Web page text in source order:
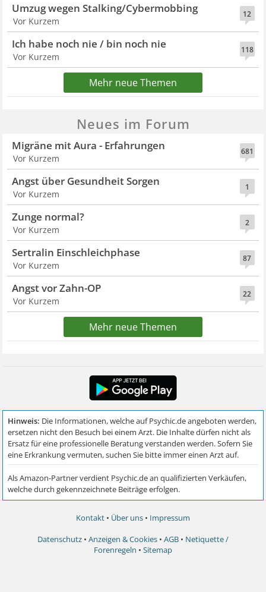
12
Umzug wegen Stalking/Cybermobbing
Vor Kurzem
118
Ich habe noch nie / bin noch nie
Vor Kurzem
Mehr neue Themen
Neues im Forum
681
Migräne mit Aura - Erfahrungen
Vor Kurzem
1
Angst über Gesundheit Sorgen
Vor Kurzem
2
Zunge normal?
Vor Kurzem
87
Sertralin Einschleichphase
Vor Kurzem
22
Angst vor Zahn-OP
Vor Kurzem
Mehr neue Themen
Kontakt • Über uns • Impressum
Datenschutz • Anzeigen & Cookies • AGB • Netiquette /
Forenregeln • Sitemap